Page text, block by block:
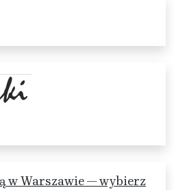
w Warszawie — wybierz